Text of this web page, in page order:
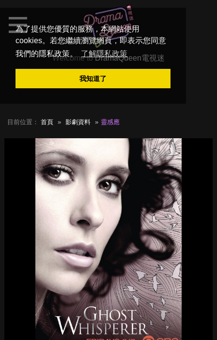
為了提供您優質的服務，本網站使用
cookies。若您繼續瀏覽網頁，即表示您同意
我們的隱私政策。
了解隱私政策
我知道了
Welcome toDramaQueen電視迷
目前位置： 首頁 影劇資料 靈感應